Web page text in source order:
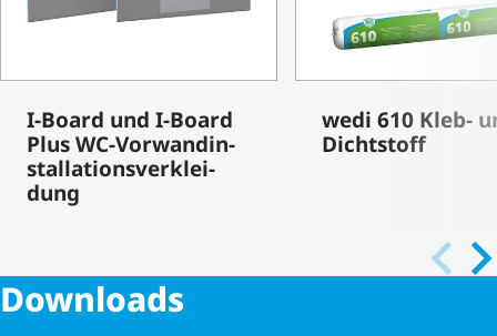
I-Board und I-Board
Plus WC-Vorwand­in­
stal­la­ti­ons­ver­klei­
dung
wedi 610 Kleb-
Dichtstoff
Downloads